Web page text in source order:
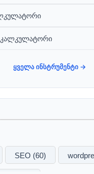
კალკულატორი
ყველა ინსტრუმენტი →
SEO (60)